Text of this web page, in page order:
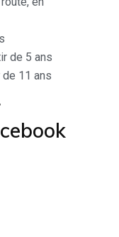
de 5 ans
de 11 ans